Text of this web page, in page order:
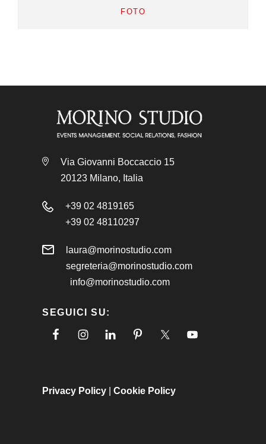
FOTO
Via Giovanni Boccaccio 15
20123 Milano, Italia
+39 02 4819165
+39 02 48110297
laura@morinostudio.com
segreteria@morinostudio.com
info@morinostudio.com
SEGUICI SU:
Privacy Policy Cookie Policy